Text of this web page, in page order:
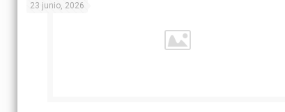
23 junio, 2026